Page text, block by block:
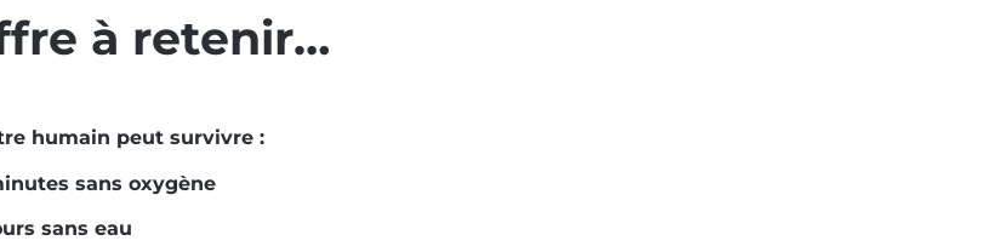
à retenir…
humain peut survivre :
sans oxygène
sans eau